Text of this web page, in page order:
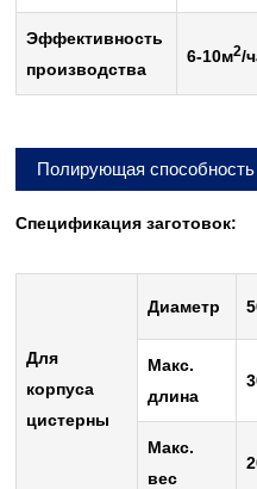
Эффективность
производства
6-10м2/
Полирующая способность
Спецификация заготовок:
Для
корпуса
цистерны
Диаметр
Макс.
длина
Макс.
вес